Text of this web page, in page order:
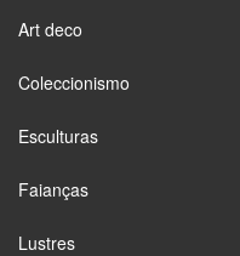
Art deco
Coleccionismo
Esculturas
Faianças
Lustres